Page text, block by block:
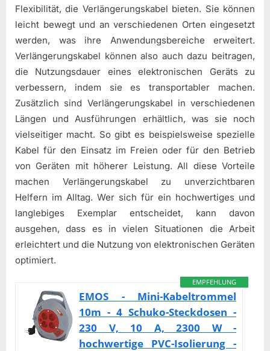
Flexibilität, die Verlängerungskabel bieten. Sie können
leicht bewegt und an verschiedenen Orten eingesetzt
werden, was ihre Anwendungsbereiche erweitert.
Verlängerungskabel können also auch dazu beitragen,
die Nutzungsdauer eines elektronischen Geräts zu
verbessern, indem sie es transportabler machen.
Zusätzlich sind Verlängerungskabel in verschiedenen
Längen und Ausführungen erhältlich, was sie noch
vielseitiger macht. So gibt es beispielsweise spezielle
Kabel für den Einsatz im Freien oder für den Betrieb
von Geräten mit höherer Leistung. All diese Vorteile
machen Verlängerungskabel zu unverzichtbaren
Helfern im Alltag. Wer sich für ein hochwertiges und
langlebiges Exemplar entscheidet, kann davon
ausgehen, dass es in vielen Situationen die Arbeit
erleichtert und die Nutzung von elektronischen Geräten
optimiert.
EMPFEHLUNG
EMOS - Mini-Kabeltrommel
10m - 4 Schuko-Steckdosen -
230 V, 10 A, 2300 W -
hochwertige PVC-Isolierung -